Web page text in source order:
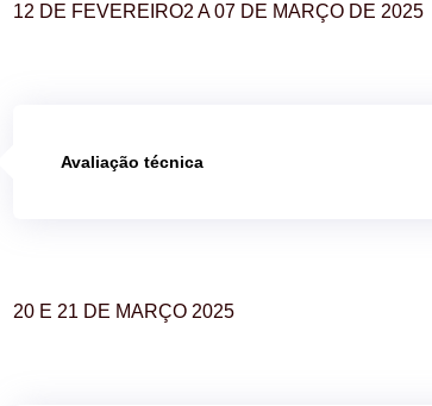
12 DE FEVEREIRO2 A 07 DE MARÇO DE 2025
Avaliação técnica
20 E 21 DE MARÇO 2025